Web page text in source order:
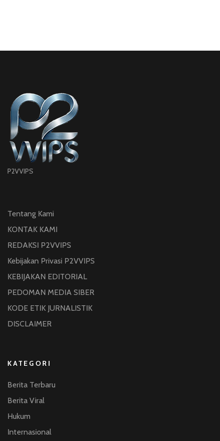
P2VVIPS
Tentang Kami
KONTAK KAMI
REDAKSI P2VVIPS
Kebijakan Privasi P2VVIPS
KEBIJAKAN EDITORIAL
PEDOMAN MEDIA SIBER
KODE ETIK JURNALISTIK
DISCLAIMER
KATEGORI
Berita Terbaru
Berita Viral
Hukum
Internasional